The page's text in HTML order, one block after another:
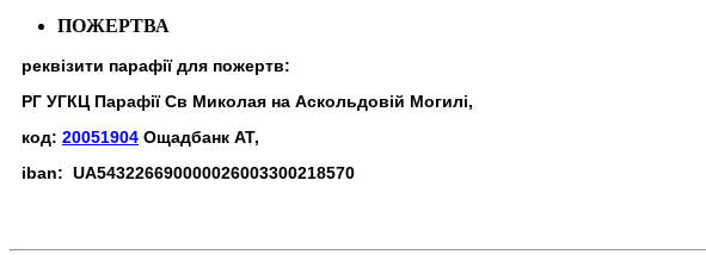
ПОЖЕРТВА
реквізити парафії для пожертв:
РГ УГКЦ Парафії Св Миколая на Аскольдовій Могилі,
код: 20051904 Ощадбанк АТ,
iban: UA543226690000026003300218570